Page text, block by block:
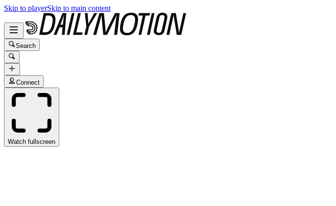
Skip to playerSkip to main content
Search
Connect
Watch fullscreen